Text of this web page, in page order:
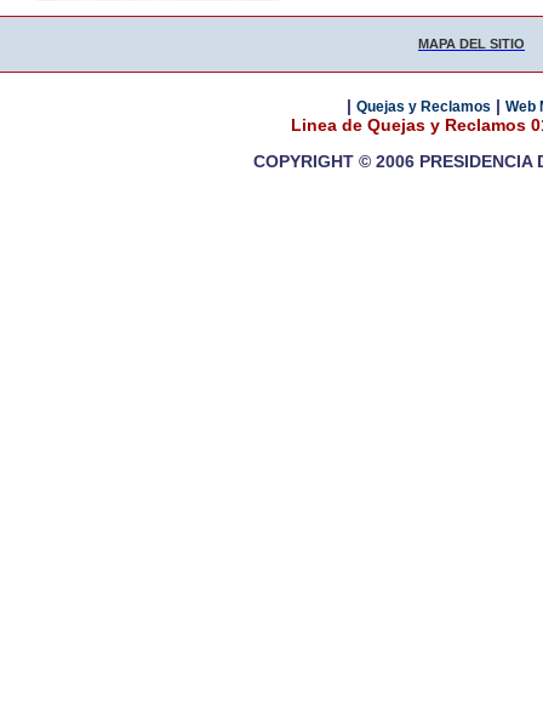
MAPA DEL SITIO
| Quejas y Reclamos | Web
Linea de Quejas y Reclamos
COPYRIGHT © 2006 PRESIDENCIA